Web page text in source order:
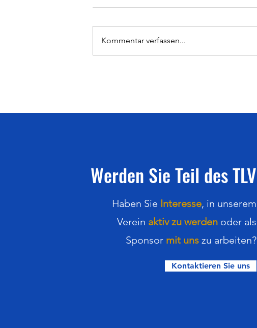
Langstaffeln U20 am
Kommentar verfassen...
Werden Sie Teil des TLV
Haben Sie Interesse, in unserem
Verein aktiv zu werden oder als
Sponsor mit uns zu arbeiten?
Kontaktieren Sie uns